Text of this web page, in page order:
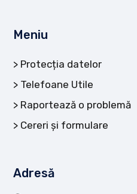
Meniu
Protecția datelor
Telefoane Utile
Raportează o problemă
Cereri și formulare
Adresă